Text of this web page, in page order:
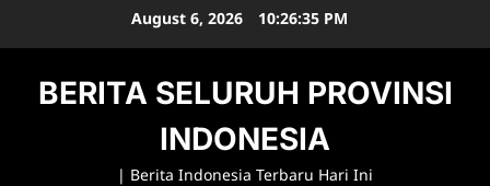
August 6, 2026 10:26:36 PM
BERITA SELURUH PROVINSI
INDONESIA
| Berita Indonesia Terbaru Hari Ini